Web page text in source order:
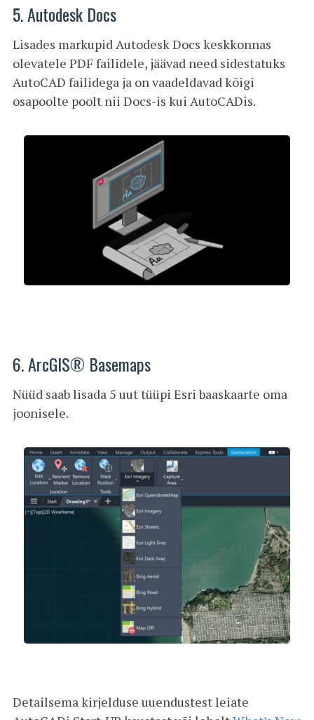
5. Autodesk Docs
Lisades markupid Autodesk Docs keskkonnas
olevatele PDF failidele, jäävad need sidestatuks
AutoCAD failidega ja on vaadeldavad kõigi
osapoolte poolt nii Docs-is kui AutoCADis.
6. ArcGIS® Basemaps
Nüüd saab lisada 5 uut tüüpi Esri baaskaarte oma
joonisele.
Detailsema kirjelduse uuendustest leiate